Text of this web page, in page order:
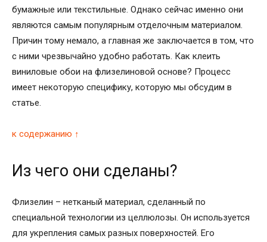
бумажные или текстильные. Однако сейчас именно они
являются самым популярным отделочным материалом.
Причин тому немало, а главная же заключается в том, что
с ними чрезвычайно удобно работать. Как клеить
виниловые обои на флизелиновой основе? Процесс
имеет некоторую специфику, которую мы обсудим в
статье.
к содержанию ↑
Из чего они сделаны?
Флизелин – нетканый материал, сделанный по
специальной технологии из целлюлозы. Он используется
для укрепления самых разных поверхностей. Его